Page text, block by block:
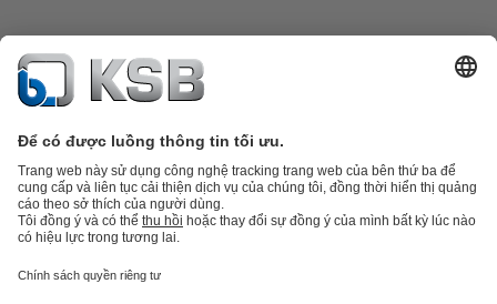
Danh mục sản phẩmPhụ tùng thay thế